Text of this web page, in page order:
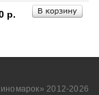
р.
2012-2026